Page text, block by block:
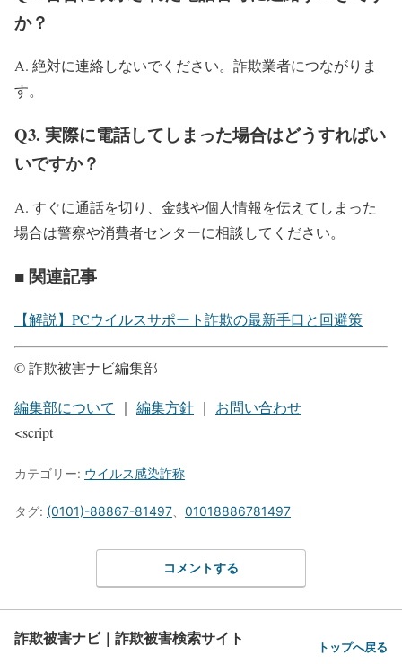
か？
A. 絶対に連絡しないでください。詐欺業者につながりま
す。
Q3. 実際に電話してしまった場合はどうすればい
いですか？
A. すぐに通話を切り、金銭や個人情報を伝えてしまった
場合は警察や消費者センターに相談してください。
■ 関連記事
【解説】PCウイルスサポート詐欺の最新手口と回避策
© 詐欺被害ナビ編集部
編集部について ｜ 編集方針 ｜ お問い合わせ
<script
カテゴリー: ウイルス感染詐称
タグ: (0101)-88867-81497 01018886781497
コメントする
詐欺被害ナビ｜詐欺被害検索サイト トップへ戻る